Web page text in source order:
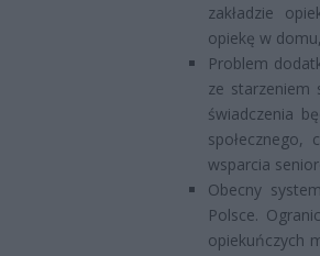
zakładzie
opiekę w
Problem
ze starzeniem
świadczenia
wsparcia
Obecny
Polsce.
opiekuńczych